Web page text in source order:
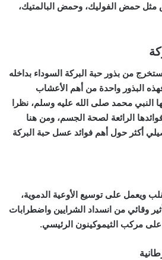
مثل حمض الفوليك، وحمض البالمتيك،
من بذور حبة البركة السوداء بداخله
البذور واحدة من أهم الأعشاب
النبي محمد صلى الله عليه وسلم، نظرا
الرائعة لصحة الجسم، ومن هنا
أكثر حول أهم فوائد عسل حبة البركة
ويعمل على توسيع الأوعية الدموية،
وقائي من انسداد الشرايين واضطرابات
على مركب الثيموكينون الرئيسي.